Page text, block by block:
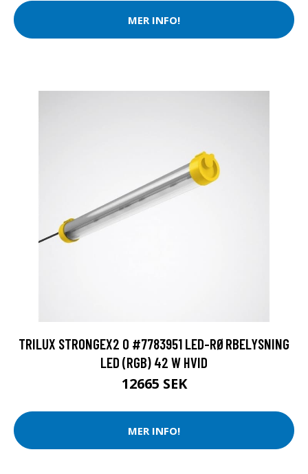
MER INFO!
TRILUX STRONGEX2 O #7783951 LED-RØRBELYSNING
LED (RGB) 42 W HVID
12665 SEK
MER INFO!